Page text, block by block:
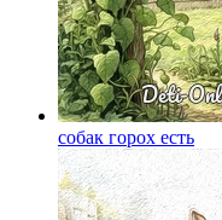
собак горох есть